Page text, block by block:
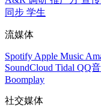
同步 学生
流媒体
Spotify Apple Music
SoundCloud Tidal QQ
Boomplay
社交媒体